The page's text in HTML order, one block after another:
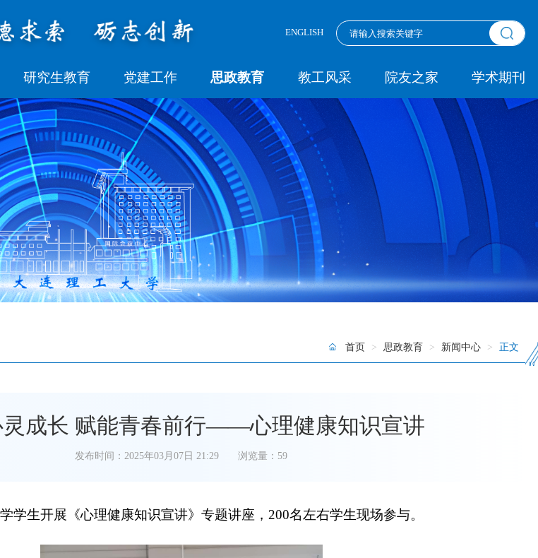
ENGLISH
研究生教育 党建工作 思政教育 教工风采 院友之家 学术期刊
首页 > 思政教育 > 新闻中心 > 正文
灵成长 赋能青春前行——心理健康知识宣讲
发布时间：2025年03月07日 21:29 浏览量： 59
学生开展《心理健康知识宣讲》专题讲座 ， 200名左右学生现场参与。